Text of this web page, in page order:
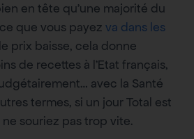
en tête qu’une majorité du
que vous payez va dans les
prix baisse, cela donne
de recettes à l’Etat français,
avec la Santé
termes, si un jour Total est
souriez pas trop vite.